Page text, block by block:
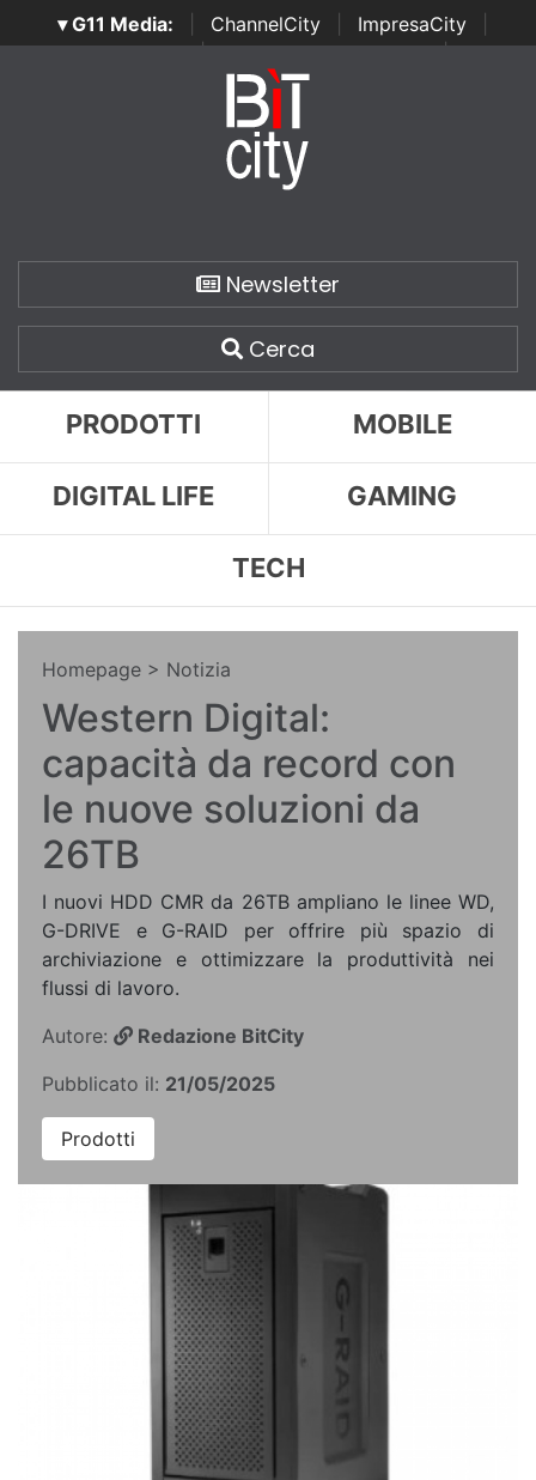
▾ G11 Media: ChannelCity ImpresaCity
SecurityOpenLab | Italian Channel Awards | Italian
Italian Security Awards
Newsletter
Cerca
PRODOTTI MOBILE
DIGITAL LIFE GAMING
TECH
Homepage > Notizia
Western Digital:
capacità da record con
le nuove soluzioni da
26TB
I nuovi HDD CMR da 26TB ampliano le linee WD,
G-DRIVE e G-RAID per offrire più spazio di
archiviazione e ottimizzare la produttività nei
flussi di lavoro.
Autore:
Redazione BitCity
Pubblicato il: 21/05/2025
Prodotti